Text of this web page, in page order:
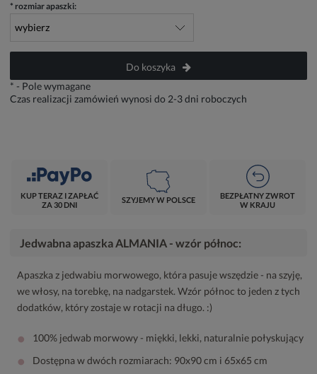
* rozmiar apaszki:
Do koszyka
* - Pole wymagane
Czas realizacji zamówień wynosi do 2-3 dni roboczych
KUP TERAZ I ZAPŁAĆ
ZA 30 DNI
SZYJEMY W POLSCE
BEZPŁATNY ZWROT
W KRAJU
Jedwabna apaszka ALMANIA - wzór północ:
Apaszka z jedwabiu morwowego, która pasuje wszędzie - na szyję,
we włosy, na torebkę, na nadgarstek. Wzór północ to jeden z tych
dodatków, który zostaje w rotacji na długo. :)
• 100% jedwab morwowy - miękki, lekki, naturalnie połyskujący
• Dostępna w dwóch rozmiarach: 90x90 cm i 65x65 cm